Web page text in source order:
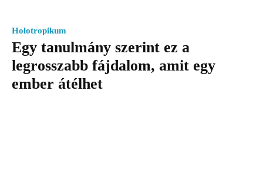
Holotropikum
Egy tanulmány szerint ez a
legrosszabb fájdalom, amit egy
ember átélhet